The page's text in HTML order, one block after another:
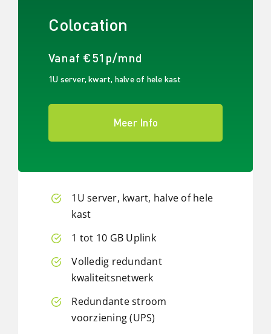
Colocation
Vanaf €51p/mnd
1U server, kwart, halve of hele kast
Meer Info
1U server, kwart, halve of hele
kast
1 tot 10 GB Uplink
Volledig redundant
kwaliteitsnetwerk
Redundante stroom
voorziening (UPS)